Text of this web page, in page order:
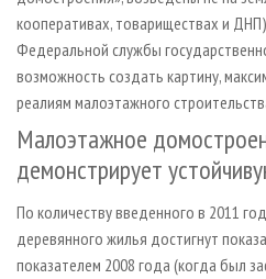
кооперативах, товариществах и
Федеральной службы
возможность создать картину,
реалиям малоэтажного
Малоэтажное
демонстрирует
По количеству введенного в 2011
деревянного жилья достигнут
показателем 2008 года (когда был